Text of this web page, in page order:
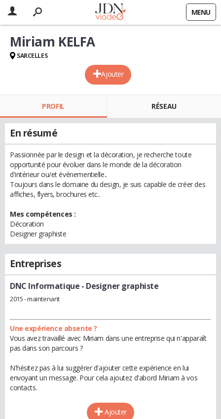
MENU
Ajouter
Miriam KELFA
SARCELLES
PROFIL RÉSEAU
En résumé
Passionnée par le design et la décoration, je recherche toute
opportunité pour évoluer dans le monde de la décoration
d'intérieur ou/et événementielle..
Toujours dans le domaine du design, je suis capable de créer des
affiches, flyers, brochures etc..
Mes compétences :
Décoration
Designer graphiste
Entreprises
DNC Informatique - Designer graphiste
2015 - maintenant
Une expérience absente ?
Vous avez travaillé avec Miriam dans une entreprise qui n'apparaît
pas dans son parcours ?
N'hésitez pas à lui suggérer d'ajouter cette expérience en lui
envoyant un message. Pour cela ajoutez d'abord Miriam à vos
contacts.
Ajouter